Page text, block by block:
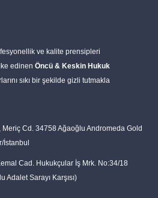
ve kalite prensipleri
edinen Öncü & Keskin Hukuk
sıkı bir şekilde gizli tutmakla
Cd. 34758 Ağaoğlu Andromeda Gold
İstanbul
Cad. Hukukçular İş Mrk. No:34/18
Adalet Sarayı Karşısı)